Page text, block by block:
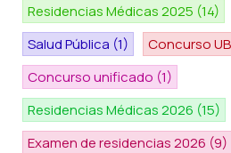
Residencias Médicas 2025 (14)
Salud Pública (1) Concurso
Concurso unificado (1)
Residencias Médicas 2026 (15)
Examen de residencias 2026 (9)